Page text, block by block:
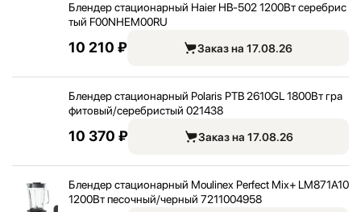
Блендер стационарный Haier HB-502 1200Вт серебрис
тый F00NHEM00RU
10 210 ₽ Заказ на 17.08.26
Блендер стационарный Polaris PTB 2610GL 1800Вт гра
фитовый/серебристый 021438
10 370 ₽ Заказ на 17.08.26
Блендер стационарный Moulinex Perfect Mix+ LM871A10
1200Вт песочный/черный 7211004958